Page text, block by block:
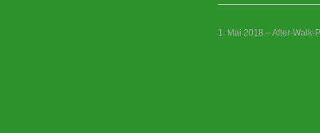
1. Mai 2018 – After-Walk-